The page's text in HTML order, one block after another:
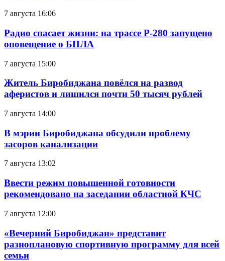
7 августа 16:06
Радио спасает жизни: на трассе Р-280 запущено
оповещение о БПЛА
7 августа 15:00
Житель Биробиджана повёлся на развод
аферистов и лишился почти 50 тысяч рублей
7 августа 14:00
В мэрии Биробиджана обсудили проблему
засоров канализации
7 августа 13:02
Ввести режим повышенной готовности
рекомендовано на заседании областной КЧС
7 августа 12:00
«Вечерний Биробиджан» представит
разноплановую спортивную программу для всей
семьи